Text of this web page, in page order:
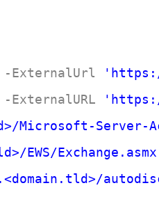
-ExternalUrl
-ExternalURL
Microsoft-Server-
EWS/